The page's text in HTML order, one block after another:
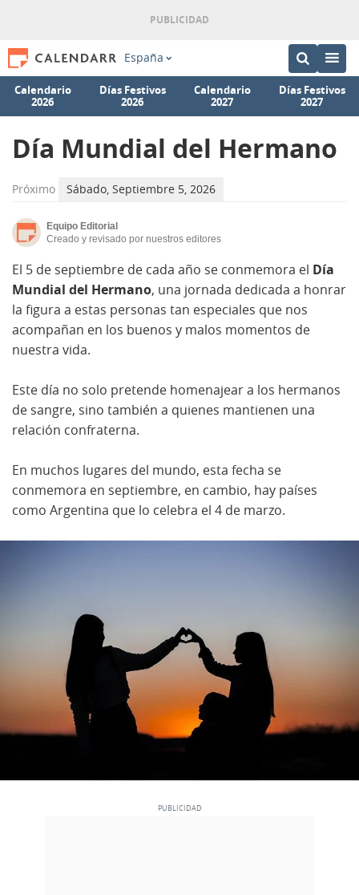
España
Calendario
2026
Días Festivos
2026
Calendario
2027
Días Festivos
2027
Día Mundial del Hermano
Próximo Sábado, Septiembre 5, 2026
Equipo Editorial
Creado y revisado por nuestros editores
El 5 de septiembre de cada año se conmemora el Día
Mundial del Hermano, una jornada dedicada a honrar
la figura a estas personas tan especiales que nos
acompañan en los buenos y malos momentos de
nuestra vida.
Este día no solo pretende homenajear a los hermanos
de sangre, sino también a quienes mantienen una
relación confraterna.
En muchos lugares del mundo, esta fecha se
conmemora en septiembre, en cambio, hay países
como Argentina que lo celebra el 4 de marzo.